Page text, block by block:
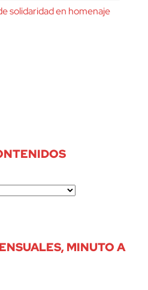
solidaridad en homenaje
MINUTO A